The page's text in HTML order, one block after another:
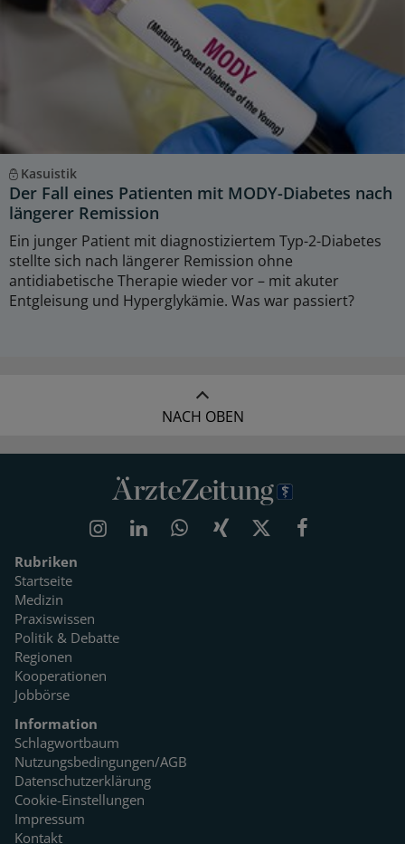
Kasuistik
Der Fall eines Patienten mit MODY-Diabetes nach
längerer Remission
Ein junger Patient mit diagnostiziertem Typ-2-Diabetes
stellte sich nach längerer Remission ohne
antidiabetische Therapie wieder vor – mit akuter
Entgleisung und Hyperglykämie. Was war passiert?
NACH OBEN
Rubriken
Startseite
Medizin
Praxiswissen
Politik & Debatte
Regionen
Kooperationen
Jobbörse
Information
Schlagwortbaum
Nutzungsbedingungen/AGB
Datenschutzerklärung
Cookie-Einstellungen
Impressum
Kontakt